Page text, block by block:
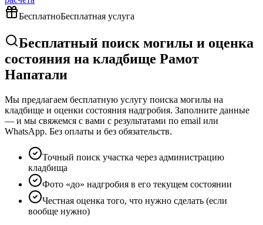
БесплатноБесплатная услуга
Бесплатный поиск могилы и оценка
состояния на кладбище Рамот
Напатали
Мы предлагаем бесплатную услугу поиска могилы на
кладбище и оценки состояния надгробия. Заполните данные
— и мы свяжемся с вами с результатами по email или
WhatsApp. Без оплаты и без обязательств.
Точный поиск участка через администрацию
кладбища
Фото «до» надгробия в его текущем состоянии
Честная оценка того, что нужно сделать (если
вообще нужно)